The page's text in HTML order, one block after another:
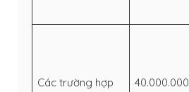
Các trường hợp
40.000.000